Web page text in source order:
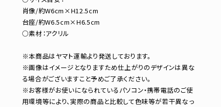
肖像/約W6cm×H12.5cm
台座/約W6.5cm×H6.5cm
○素材：アクリル
※本商品はヤマト運輸より発送しております。
※画像はイメージとなりますため仕上がりのデザインは異な
る場合がございますこと予めご了承ください。
※お客様がお使いになられているパソコン・携帯電話のご使
用環境等により、実際の商品と比較して色味等が若干異なっ